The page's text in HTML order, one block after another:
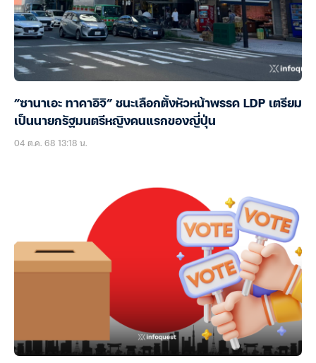
“ซานาเอะ ทาคาอิจิ” ชนะเลือกตั้งหัวหน้าพรรค LDP เตรียม
เป็นนายกรัฐมนตรีหญิงคนแรกของญี่ปุ่น
04 ต.ค. 68 13:18 น.